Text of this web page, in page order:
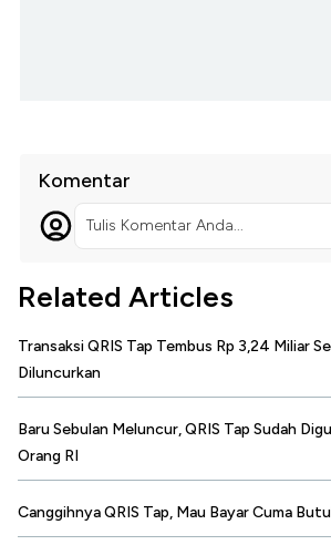
Komentar
Tulis Komentar Anda...
Related Articles
Transaksi QRIS Tap Tembus Rp 3,24 Miliar
Diluncurkan
Baru Sebulan Meluncur, QRIS Tap Sudah
Orang RI
Canggihnya QRIS Tap, Mau Bayar Cuma